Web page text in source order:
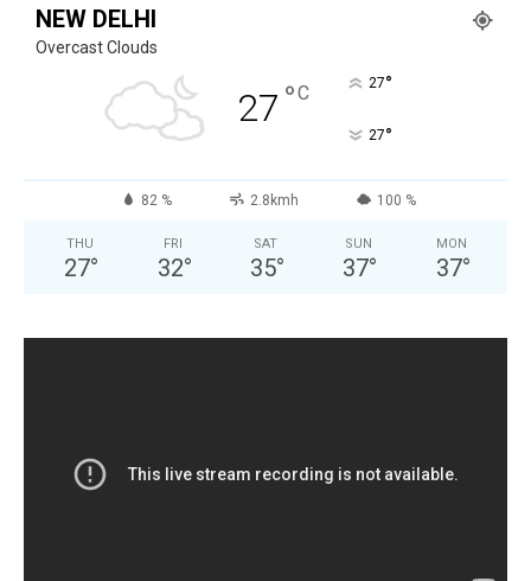
NEW DELHI
Overcast Clouds
27 °C 27°
27°
82 % 2.8kmh 100 %
THU
27°
FRI
32°
SAT
35°
SUN
37°
MON
37°